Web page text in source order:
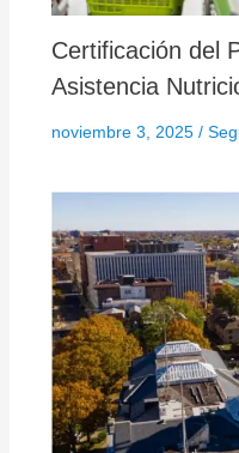
Certificación del
Asistencia
noviembre 3, 2025 /